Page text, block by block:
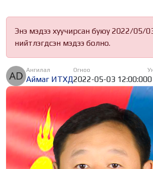
Энэ мэдээ хуучирсан буюу 2022/05/
нийтлэгдсэн мэдээ болно.
Ангилал
Аймаг ИТХД
Огноо
2022-05-03 12:00:00